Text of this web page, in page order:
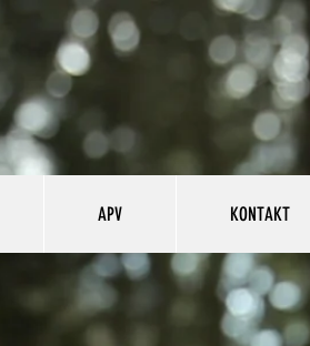
APV KONTAKT